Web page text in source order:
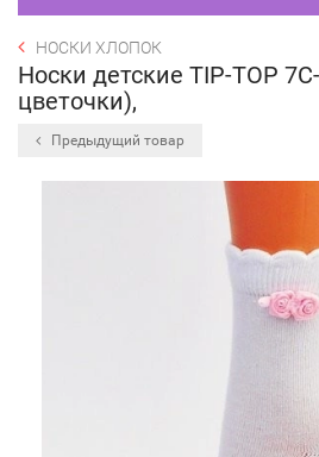
НОСКИ ХЛОПОК
Носки детские TIP-TOP
цветочки),
Предыдущий товар